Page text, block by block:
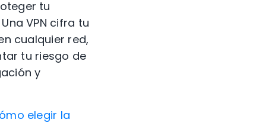
tu
VPN cifra tu
cualquier red,
tu riesgo de
y
elegir la